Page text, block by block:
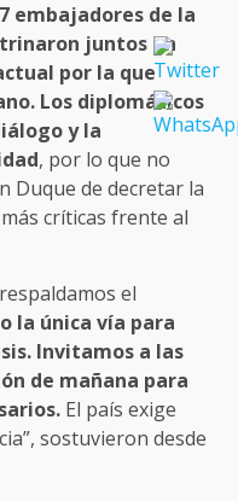
embajadores de la
juntos un
por la que
Los diplomáticos
y la
, por lo que no
Duque de decretar la
críticas frente al
el
la única vía para
Invitamos a las
de mañana para
El país exige
sostuvieron desde